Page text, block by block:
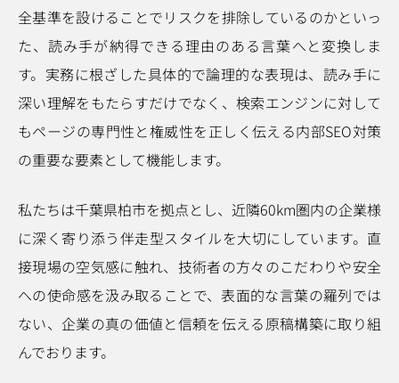
全基準を設けることでリスクを排除しているのかといっ
た、読み手が納得できる理由のある言葉へと変換しま
す。実務に根ざした具体的で論理的な表現は、読み手に
深い理解をもたらすだけでなく、検索エンジンに対して
もページの専門性と権威性を正しく伝える内部SEO対策
の重要な要素として機能します。
私たちは千葉県柏市を拠点とし、近隣60km圏内の企業様
に深く寄り添う伴走型スタイルを大切にしています。直
接現場の空気感に触れ、技術者の方々のこだわりや安全
への使命感を汲み取ることで、表面的な言葉の羅列では
ない、企業の真の価値と信頼を伝える原稿構築に取り組
んでおります。